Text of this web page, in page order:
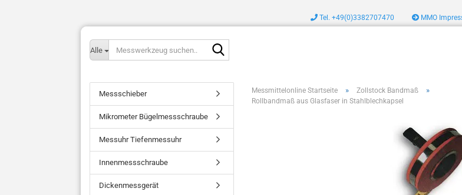
Tel. +49(0)3382707470 MMO
Alle
Messmittelonline Startseite » Zollstock Bandmaß »
Rollbandmaß aus Glasfaser in Stahlblechkapsel
Messschieber
Mikrometer Bügelmessschraube
Messuhr Tiefenmessuhr
Innenmessschraube
Dickenmessgerät